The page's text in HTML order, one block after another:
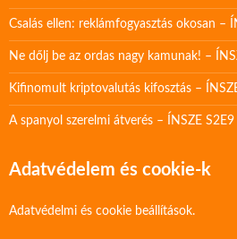
Csalás ellen: reklámfogyasztás okosan –
Ne dőlj be az ordas nagy kamunak! –
Kifinomult kriptovalutás kifosztás –
A spanyol szerelmi átverés – ÍNSZE S2E9
Adatvédelem és cookie-k
Adatvédelmi és cookie beállítások.